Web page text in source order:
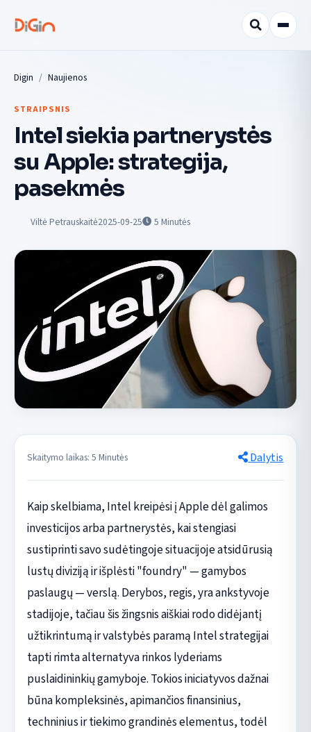
Digin Naujienos
STRAIPSNIS
Intel siekia partnerystės
su Apple: strategija,
pasekmės
Viltė Petrauskaitė2025-09-25 5 Minutės
Skaitymo laikas: 5 Minutės Dalytis
Kaip skelbiama, Intel kreipėsi į Apple dėl galimos
investicijos arba partnerystės, kai stengiasi
sustiprinti savo sudėtingoje situacijoje atsidūrusią
lustų diviziją ir išplėsti "foundry" — gamybos
paslaugų — verslą. Derybos, regis, yra ankstyvoje
stadijoje, tačiau šis žingsnis aiškiai rodo didėjantį
užtikrintumą ir valstybės paramą Intel strategijai
tapti rimta alternatyva rinkos lyderiams
puslaidininkių gamyboje. Tokios iniciatyvos dažnai
būna kompleksinės, apimančios finansinius,
techninius ir tiekimo grandinės elementus, todėl